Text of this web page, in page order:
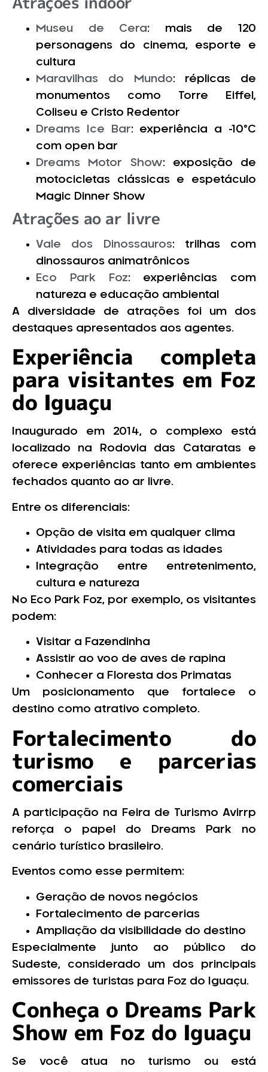
Museu de Cera: mais de 120
personagens do cinema, esporte e
cultura
Maravilhas do Mundo: réplicas de
monumentos como Torre Eiffel,
Coliseu e Cristo Redentor
Dreams Ice Bar: experiência a -10°C
com open bar
Dreams Motor Show: exposição de
motocicletas clássicas e espetáculo
Magic Dinner Show
Atrações ao ar livre
Vale dos Dinossauros: trilhas com
dinossauros animatrônicos
Eco Park Foz: experiências com
natureza e educação ambiental
A diversidade de atrações foi um dos
destaques apresentados aos agentes.
Experiência completa
para visitantes em Foz
do Iguaçu
Inaugurado em 2014, o complexo está
localizado na Rodovia das Cataratas e
oferece experiências tanto em ambientes
fechados quanto ao ar livre.
Entre os diferenciais:
Opção de visita em qualquer clima
Atividades para todas as idades
Integração entre entretenimento,
cultura e natureza
No Eco Park Foz, por exemplo, os visitantes
podem:
Visitar a Fazendinha
Assistir ao voo de aves de rapina
Conhecer a Floresta dos Primatas
Um posicionamento que fortalece o
destino como atrativo completo.
Fortalecimento do
turismo e parcerias
comerciais
A participação na Feira de Turismo Avirrp
reforça o papel do Dreams Park no
cenário turístico brasileiro.
Eventos como esse permitem:
Geração de novos negócios
Fortalecimento de parcerias
Ampliação da visibilidade do destino
Especialmente junto ao público do
Sudeste, considerado um dos principais
emissores de turistas para Foz do Iguaçu.
Conheça o Dreams Park
Show em Foz do Iguaçu
Se você atua no turismo ou está